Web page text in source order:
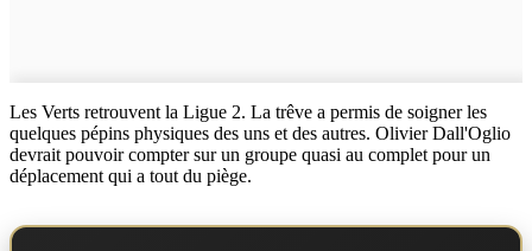
Les Verts retrouvent la Ligue 2. La trêve a permis de soigner les
quelques pépins physiques des uns et des autres. Olivier Dall'Oglio
devrait pouvoir compter sur un groupe quasi au complet pour un
déplacement qui a tout du piège.